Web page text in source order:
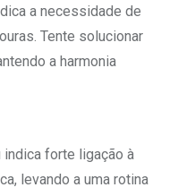
a necessidade de
Tente solucionar
a harmonia
indica forte ligação à
levando a uma rotina